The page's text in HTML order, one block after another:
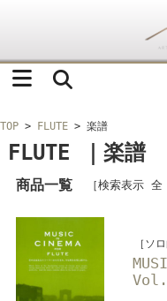
TOP > FLUTE > 楽譜
FLUTE ｜楽譜
商品一覧 ［検索表示 全
［ソ